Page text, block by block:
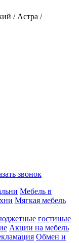
/ Астра /
звонок
Мебель в
Мягкая мебель
гостиные
Акции на мебель
Обмен и